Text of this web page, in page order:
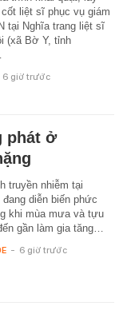
cốt liệt sĩ phục vụ giám
tại Nghĩa trang liệt sĩ
(xã Bờ Y, tỉnh
6 giờ trước
phát ở
truyền nhiễm tại
đang diễn biến phức
khi mùa mưa và tựu
gần làm gia tăng…
- 6 giờ trước